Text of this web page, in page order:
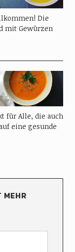
Die
mit Gewürzen
für Alle, die auch
eine gesunde
MEHR